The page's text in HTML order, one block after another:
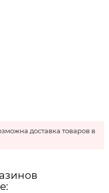
доставка товаров в